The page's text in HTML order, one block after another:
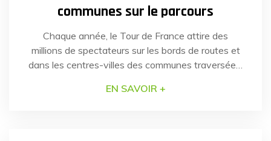
communes sur le parcours
Chaque année, le Tour de France attire des
millions de spectateurs sur les bords de routes et
dans les centres-villes des communes traversées.
de la région Hauts-de-France a nécessité une
EN SAVOIR +